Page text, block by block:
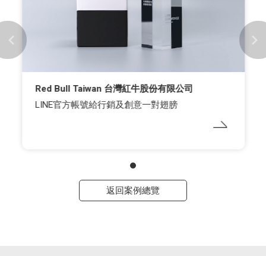
Red Bull Taiwan 台灣紅牛股份有限公司
LINE官方帳號給行銷及創意一對翅膀
返回案例總覽